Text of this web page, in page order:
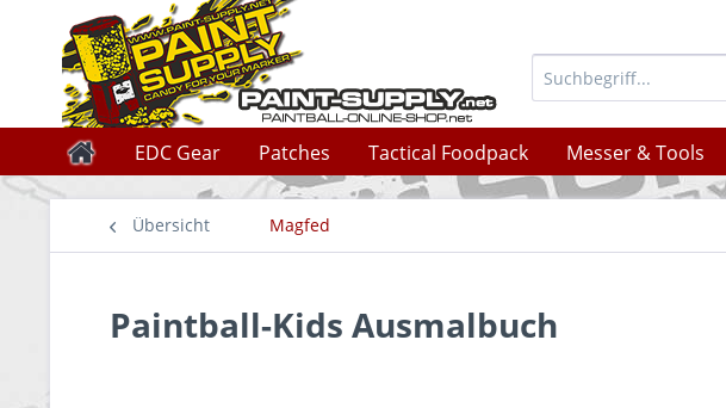
EDC Gear Patches Tactical Foodpack Messer & Tools
Übersicht Magfed
Paintball-Kids Ausmalbuch